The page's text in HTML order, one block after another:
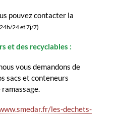
pouvez contacter la
24 et 7j/7)
et des recyclables :
vous demandons de
sacs et conteneurs
les-dechets-